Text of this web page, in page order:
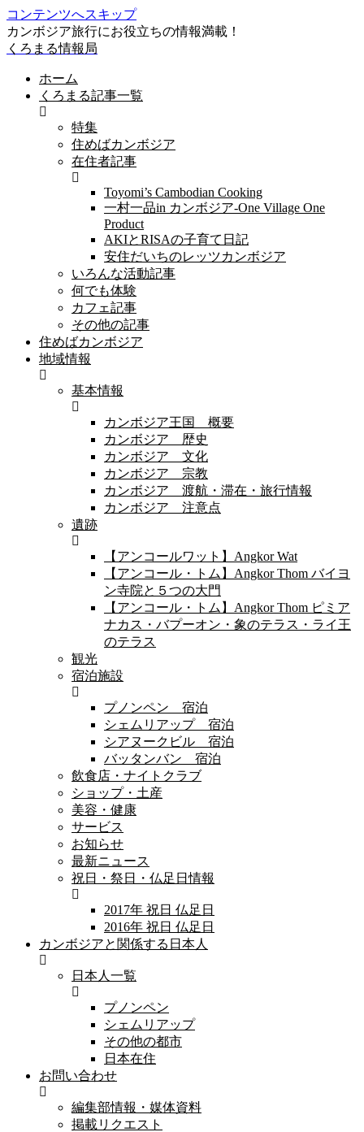
コンテンツへスキップ
カンボジア旅行にお役立ちの情報満載！
くろまる情報局
ホーム
くろまる記事一覧
特集
住めばカンボジア
在住者記事
Toyomi’s Cambodian Cooking
一村一品in カンボジア-One Village One
Product
AKIとRISAの子育て日記
安住だいちのレッツカンボジア
いろんな活動記事
何でも体験
カフェ記事
その他の記事
住めばカンボジア
地域情報
基本情報
カンボジア王国 概要
カンボジア 歴史
カンボジア 文化
カンボジア 宗教
カンボジア 渡航・滞在・旅行情報
カンボジア 注意点
遺跡
【アンコールワット】Angkor Wat
【アンコール・トム】Angkor Thom バイヨ
ン寺院と５つの大門
【アンコール・トム】Angkor Thom ピミア
ナカス・バプーオン・象のテラス・ライ王
のテラス
観光
宿泊施設
プノンペン 宿泊
シェムリアップ 宿泊
シアヌークビル 宿泊
バッタンバン 宿泊
飲食店・ナイトクラブ
ショップ・土産
美容・健康
サービス
お知らせ
最新ニュース
祝日・祭日・仏足日情報
2017年 祝日 仏足日
2016年 祝日 仏足日
カンボジアと関係する日本人
日本人一覧
プノンペン
シェムリアップ
その他の都市
日本在住
お問い合わせ
編集部情報・媒体資料
掲載リクエスト